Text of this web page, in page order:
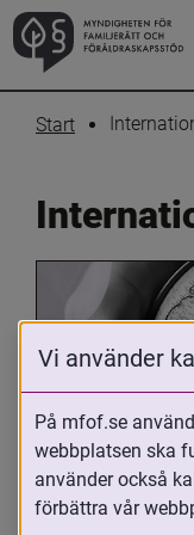
Start
Oavsett om
Vi använder
På mfof.se
webbplatsen ska
använder också
förbättra vår